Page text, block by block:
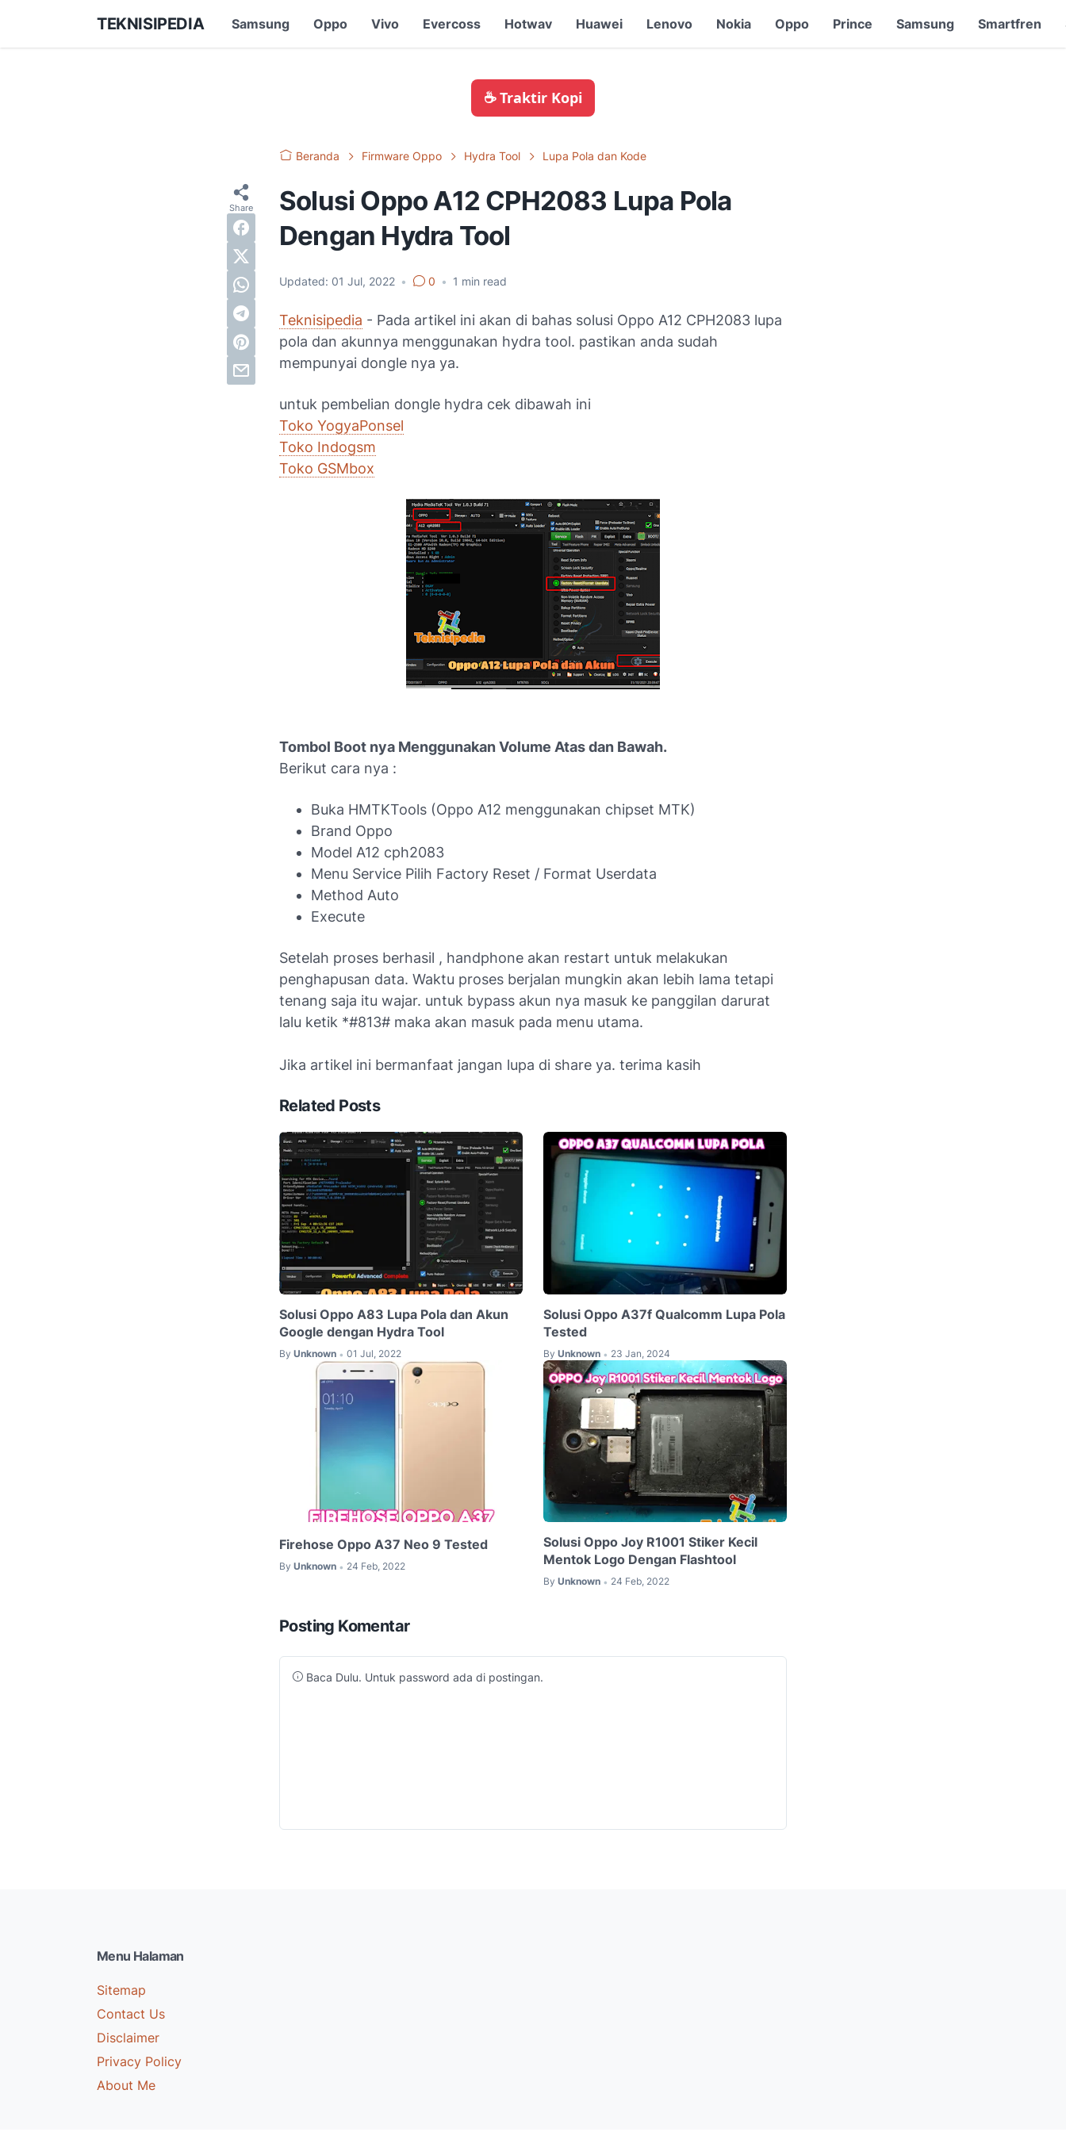
TEKNISIPEDIA Samsung Oppo Vivo Evercoss Hotwav Huawei Lenovo Nokia Oppo Prince Samsung Smartfren
☕ Traktir Kopi
Beranda Firmware Oppo Hydra Tool Lupa Pola dan Kode
Solusi Oppo A12 CPH2083 Lupa Pola
Dengan Hydra Tool
Updated: 01 Jul, 2022 • 0 • 1 min read
Teknisipedia - Pada artikel ini akan di bahas solusi Oppo A12 CPH2083 lupa
pola dan akunnya menggunakan hydra tool. pastikan anda sudah
mempunyai dongle nya ya.
untuk pembelian dongle hydra cek dibawah ini
Toko YogyaPonsel
Toko Indogsm
Toko GSMbox
Tombol Boot nya Menggunakan Volume Atas dan Bawah.
Berikut cara nya :
Buka HMTKTools (Oppo A12 menggunakan chipset MTK)
Brand Oppo
Model A12 cph2083
Menu Service Pilih Factory Reset / Format Userdata
Method Auto
Execute
Setelah proses berhasil , handphone akan restart untuk melakukan
penghapusan data. Waktu proses berjalan mungkin akan lebih lama tetapi
tenang saja itu wajar. untuk bypass akun nya masuk ke panggilan darurat
lalu ketik *#813# maka akan masuk pada menu utama.
Jika artikel ini bermanfaat jangan lupa di share ya. terima kasih
Related Posts
Solusi Oppo A83 Lupa Pola dan Akun
Google dengan Hydra Tool
By Unknown • 01 Jul, 2022
Solusi Oppo A37f Qualcomm Lupa Pola
Tested
By Unknown • 23 Jan, 2024
Firehose Oppo A37 Neo 9 Tested
By Unknown • 24 Feb, 2022
Solusi Oppo Joy R1001 Stiker Kecil
Mentok Logo Dengan Flashtool
By Unknown • 24 Feb, 2022
Posting Komentar
Baca Dulu. Untuk password ada di postingan.
Menu Halaman
Sitemap
Contact Us
Disclaimer
Privacy Policy
About Me